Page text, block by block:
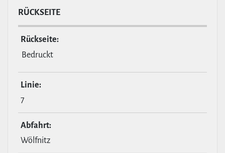
RÜCKSEITE
Rückseite:
Bedruckt
Linie:
7
Abfahrt:
Wölfnitz